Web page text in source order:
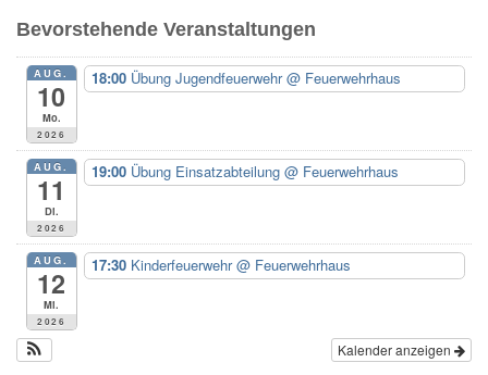
e
Bevorstehende Veranstaltungen
AUG.
10
Mo.
2026
18:00 Übung Jugendfeuerwehr@ Feuerwehrhaus
AUG.
11
Di.
2026
19:00 Übung Einsatzabteilung @ Feuerwehrhaus
AUG.
12
Mi.
2026
17:30 Kinderfeuerwehr@ Feuerwehrhaus
Kalender anzeigen